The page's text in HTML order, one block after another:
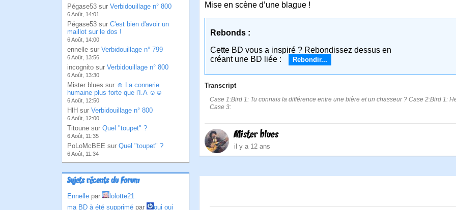
Pégase53 sur Verbidouillage n° 800
6 Août, 14:01
Pégase53 sur C'est bien d'avoir un
maillot sur le dos !
6 Août, 14:00
ennelle sur Verbidouillage n° 799
6 Août, 13:56
incognito sur Verbidouillage n° 800
6 Août, 13:30
Mister blues sur ☺ La connerie
humaine plus forte que l'I.A ☺☺
6 Août, 12:50
HlH sur Verbidouillage n° 800
6 Août, 12:00
Titoune sur Quel "toupet" ?
6 Août, 11:35
PoLoMcBEE sur Quel "toupet" ?
6 Août, 11:34
Sujets récents du Forum
Ennelle par
lolotte21
ma BD à été supprimé par
oui oui
Mise en scène d’une blague !
Rebonds :
Cette BD vous a inspiré ? Rebondissez dessus en
créant une BD liée :
Rebondir...
Transcript
Case 1:Bird 1: Tu connais la différence entre une bière et un chasseur ? Case 2:Bird 1:
Case 3:
Mister blues
il y a 12 ans